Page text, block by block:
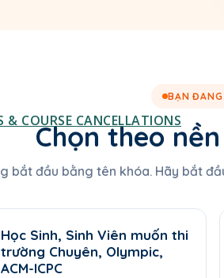
& COURSE CANCELLATIONS
BẠN ĐANG
Chọn theo
bắt đầu bằng tên khóa. Hãy bắt
Học Sinh, Sinh Viên muốn thi
trường Chuyên, Olympic,
ACM-ICPC